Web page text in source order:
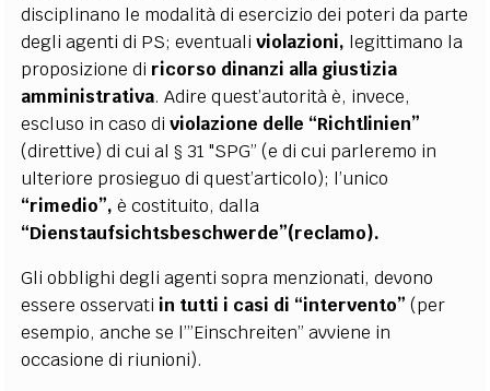
disciplinano le modalità di esercizio dei poteri da parte
degli agenti di PS; eventualiviolazioni, legittimano la
proposizione di ricorso dinanzi alla giustizia
amministrativa. Adire quest’autorità è, invece,
escluso in caso diviolazione delle “Richtlinien”
(direttive) di cui al § 31 "SPG” (e di cui parleremo in
ulteriore prosieguo di quest’articolo); l’unico
“rimedio”, è costituito, dalla
“Dienstaufsichtsbeschwerde”(reclamo).
Gli obblighi degli agenti sopra menzionati, devono
essere osservati in tutti i casi di “intervento” (per
esempio, anche se l’”Einschreiten” avviene in
occasione di riunioni).